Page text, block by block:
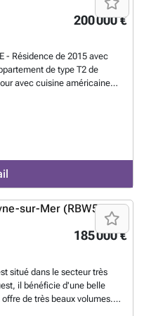
200 000 €
- Résidence de 2015 avec
de type T2 de
avec cuisine américaine
d'une agréable
pièce. Aucune anomalie
185 000 €
situé dans le secteur très
il bénéficie d'une belle
de très beaux volumes.